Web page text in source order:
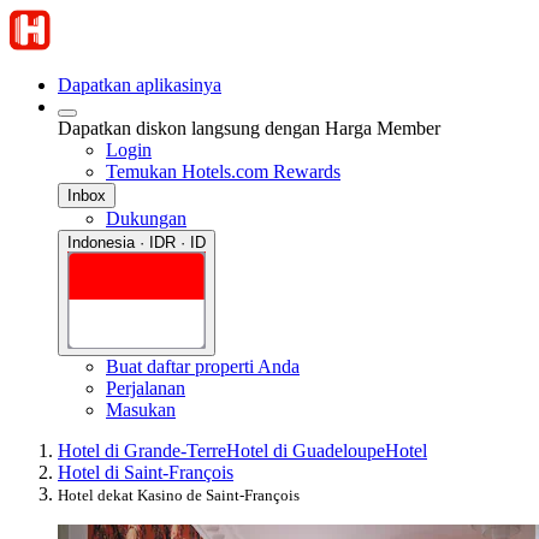
Dapatkan aplikasinya
Dapatkan diskon langsung dengan Harga Member
Login
Temukan Hotels.com Rewards
Inbox
Dukungan
Indonesia · IDR · ID
Buat daftar properti Anda
Perjalanan
Masukan
Hotel di Grande-TerreHotel di GuadeloupeHotel
Hotel di Saint-François
Hotel dekat Kasino de Saint-François